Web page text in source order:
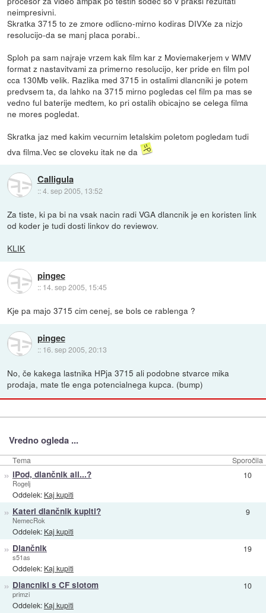
neimpresivni.
Skratka 3715 to ze zmore odlicno-mirno kodiras DIVXe za nizjo
resolucijo-da se manj placa porabi..
Sploh pa sam najraje vrzem kak film kar z Moviemakerjem v WMV
format z nastavitvami za primerno resolucijo, ker pride en film pol
cca 130Mb velik. Razlika med 3715 in ostalimi dlancniki je potem
predvsem ta, da lahko na 3715 mirno pogledas cel film pa mas se
vedno ful baterije medtem, ko pri ostalih obicajno se celega filma
ne mores pogledat.
Skratka jaz med kakim vecurnim letalskim poletom pogledam tudi
dva filma.Vec se cloveku itak ne da
Calligula
::4. sep 2005, 13:52
Za tiste, ki pa bi na vsak nacin radi VGA dlancnik je en koristen link
od koder je tudi dosti linkov do reviewov.
KLIK
pingec
:: 14. sep 2005, 15:45
Kje pa majo 3715 cim cenej, se bols ce rablenga ?
pingec
:: 16. sep 2005, 20:13
No, če kakega lastnika HPja 3715 ali podobne stvarce mika
prodaja, mate tle enga potencialnega kupca. (bump)
Vredno ogleda ...
Tema Sporočila
» iPod, dlančnik ali...?
Rogelj
Oddelek: Kaj kupiti
10
» Kateri dlančnik kupiti?
NemecRok
Oddelek: Kaj kupiti
9
» Dlančnik
s51as
Oddelek: Kaj kupiti
19
» Dlancniki s CF slotom
primzi
Oddelek: Kaj kupiti
10